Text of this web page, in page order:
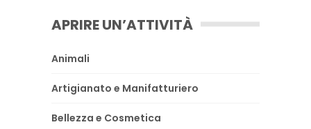
APRIRE UN’ATTIVITÀ
Animali
Artigianato e Manifatturiero
Bellezza e Cosmetica